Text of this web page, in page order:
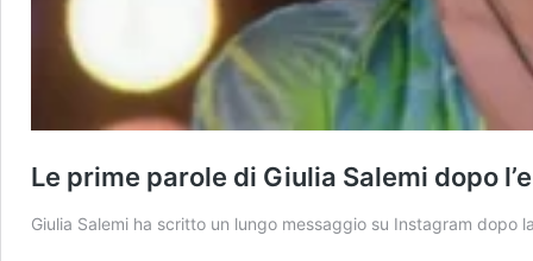
Le prime parole di Giulia Salemi dopo
Giulia Salemi ha scritto un lungo messaggio su Instagram dopo